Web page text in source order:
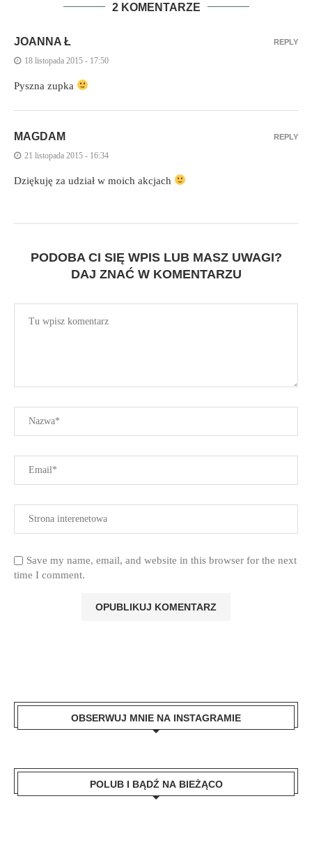
2 KOMENTARZE
JOANNA Ł
18 listopada 2015 - 17:50
Pyszna zupka
REPLY
MAGDAM
21 listopada 2015 - 16:34
Dziękuję za udział w moich akcjach
REPLY
PODOBA CI SIĘ WPIS LUB MASZ UWAGI?
DAJ ZNAĆ W KOMENTARZU
Save my name, email, and website in this browser for the next
time I comment.
OBSERWUJ MNIE NA INSTAGRAMIE
POLUB I BĄDŹ NA BIEŻĄCO